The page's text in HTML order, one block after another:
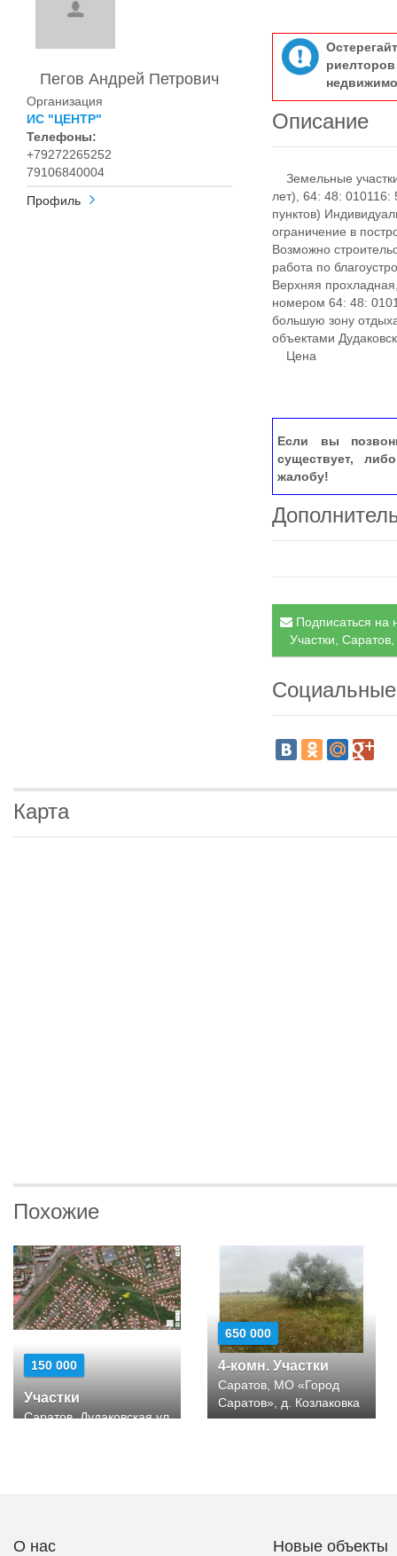
Пегов Андрей Петрович
Организация
ИС "ЦЕНТР"
Телефоны:
+79272265252
79106840004
Профиль
Описание
Земельные
лет), 64: 48:
пунктов)
ограничение в
Возможно
работа по
Верхняя
номером 64: 48:
большую зону
объектами
Цена
Если вы
существует,
жалобу!
Подписаться на
Участки,
Карта
Похожие
150 000
Участки
Саратов, Дудаковская ул
650 000
4-комн. Участки
Саратов, МО «Город
Саратов», д. Козлаковка
О нас Новые объекты